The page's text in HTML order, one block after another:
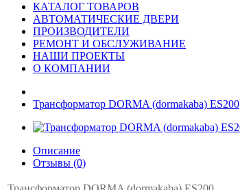
КАТАЛОГ ТОВАРОВ
АВТОМАТИЧЕСКИЕ ДВЕРИ
ПРОИЗВОДИТЕЛИ
РЕМОНТ И ОБСЛУЖИВАНИЕ
НАШИ ПРОЕКТЫ
О КОМПАНИИ
Трансформатор DORMA (dormakaba) ES200
Описание
Отзывы (0)